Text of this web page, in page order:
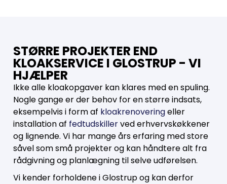
STØRRE PROJEKTER END
KLOAKSERVICE I GLOSTRUP - VI
HJÆLPER
Ikke alle kloakopgaver kan klares med en spuling.
Nogle gange er der behov for en større indsats,
eksempelvis i form af kloakrenoveringeller
installation af fedtudskillerved erhvervskøkkener
og lignende. Vi har mange års erfaring med store
såvel som små projekter og kan håndtere alt fra
rådgivning og planlægning til selve udførelsen.
Vi kender forholdene i Glostrup og kan derfor